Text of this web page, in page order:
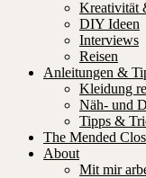
Kreativität
DIY Ideen
Interviews
Reisen
Anleitungen &
Kleidung
Näh- und
Tipps &
The Mended
About
Mit mir